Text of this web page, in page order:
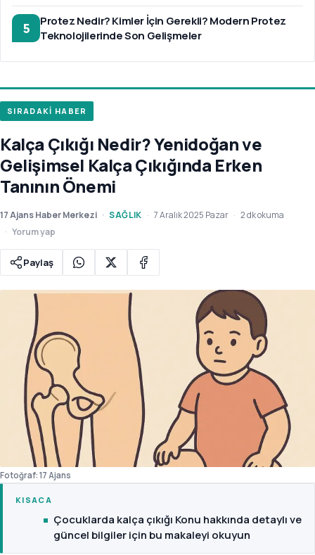
5
Protez Nedir? Kimler İçin Gerekli? Modern Protez
Teknolojilerinde Son Gelişmeler
SIRADAKİ HABER
Kalça Çıkığı Nedir? Yenidoğan ve
Gelişimsel Kalça Çıkığında Erken
Tanının Önemi
17 Ajans Haber Merkezi SAĞLIK 7 Aralık 2025 Pazar
2 dk okuma
Yorum yap
Paylaş
Fotoğraf: 17 Ajans
KISACA
Çocuklarda kalça çıkığı Konu hakkında detaylı ve
güncel bilgiler için bu makaleyi okuyun